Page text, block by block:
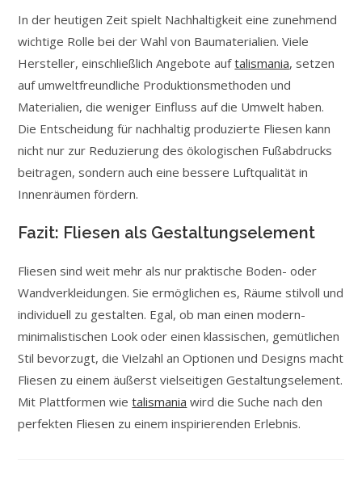
In der heutigen Zeit spielt Nachhaltigkeit eine zunehmend
wichtige Rolle bei der Wahl von Baumaterialien. Viele
Hersteller, einschließlich Angebote auftalismania, setzen
auf umweltfreundliche Produktionsmethoden und
Materialien, die weniger Einfluss auf die Umwelt haben.
Die Entscheidung für nachhaltig produzierte Fliesen kann
nicht nur zur Reduzierung des ökologischen Fußabdrucks
beitragen, sondern auch eine bessere Luftqualität in
Innenräumen fördern.
Fazit: Fliesen als Gestaltungselement
Fliesen sind weit mehr als nur praktische Boden- oder
Wandverkleidungen. Sie ermöglichen es, Räume stilvoll und
individuell zu gestalten. Egal, ob man einen modern-
minimalistischen Look oder einen klassischen, gemütlichen
Stil bevorzugt, die Vielzahl an Optionen und Designs macht
Fliesen zu einem äußerst vielseitigen Gestaltungselement.
Mit Plattformen wietalismania wird die Suche nach den
perfekten Fliesen zu einem inspirierenden Erlebnis.